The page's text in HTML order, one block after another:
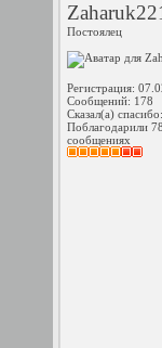
Постоялец
Регистрация:
Сообщений: 178
Сказал(а)
Поблагодарили
сообщениях